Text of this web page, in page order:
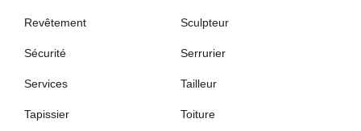
Revêtement Sculpteur
Sécurité Serrurier
Services Tailleur
Tapissier Toiture